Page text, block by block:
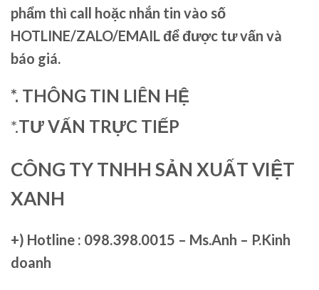
phẩm thì call hoặc nhắn tin vào số
HOTLINE/ZALO/EMAIL để được tư vấn và
báo giá.
*. THÔNG TIN LIÊN HỆ
*.TƯ VẤN TRỰC TIẾP
CÔNG TY TNHH SẢN XUẤT VIỆT
XANH
+) Hotline : 098.398.0015 – Ms.Anh – P.Kinh
doanh